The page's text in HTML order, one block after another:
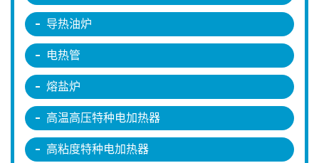
导热油炉
电热管
熔盐炉
高温高压特种电加热器
高粘度特种电加热器